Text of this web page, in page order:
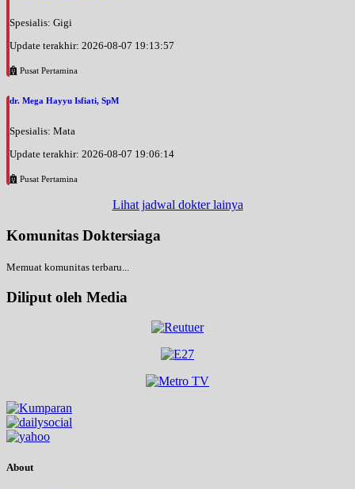
Spesialis: Gigi
Update terakhir: 2026-08-07 19:13:57
Pusat Pertamina
dr. Mega Hayyu Isfiati, SpM
Spesialis: Mata
Update terakhir: 2026-08-07 19:06:14
Pusat Pertamina
Lihat jadwal dokter lainya
Komunitas Doktersiaga
Memuat komunitas terbaru...
Diliput oleh Media
About